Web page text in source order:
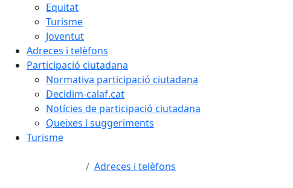
Equitat
Turisme
Joventut
Adreces i telèfons
Participació ciutadana
Normativa participació ciutadana
Decidim-calaf.cat
Notícies de participació ciutadana
Queixes i suggeriments
Turisme
Adreces i telèfons